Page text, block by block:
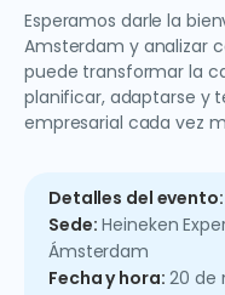
Esperamos darle la
Amsterdam y analizar
puede transformar la
planificar, adaptarse y
empresarial cada vez
Detalles del evento:
Sede: Heineken
Ámsterdam
Fecha y hora: 20 de